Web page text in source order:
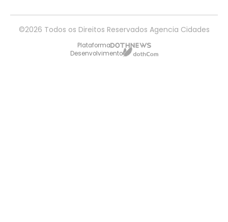
©2026 Todos os Direitos Reservados Agencia Cidades
Plataforma
Desenvolvimento